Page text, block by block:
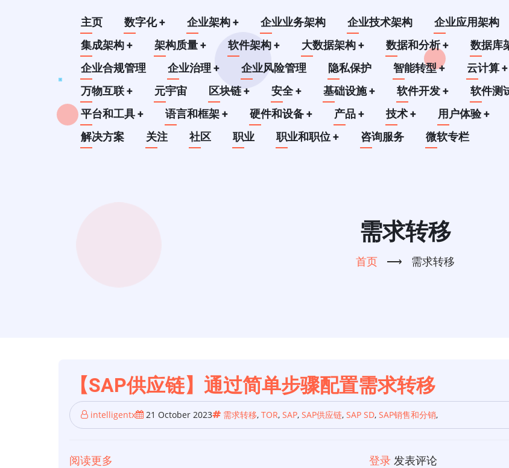
Main
navigation
主页 数字化+ 企业架构+ 企业业务架构 企业技术架构 企业应用架构
集成架构+ 架构质量+ 软件架构+ 大数据架构+ 数据和分析+ 数据库
企业合规管理
企业治理+ 企业风险管理 隐私保护 智能转型+ 云计算+
万物互联+ 元宇宙 区块链+ 安全+ 基础设施+ 软件开发+ 软件测
平台和工具+ 语言和框架+ 硬件和设备+ 产品+ 技术+ 用户体验+
解决方案
关注 社区 职业 职业和职位+ 咨询服务 微软专栏
需求转移
首页 ⟶ 需求转移
【SAP供应链】通过简单步骤配置需求转移
intelligentx 21 October 2023 需求转移, TOR, SAP, SAP供应链, SAP SD, SAP销售和分销,
阅读更多 登录 发表评论